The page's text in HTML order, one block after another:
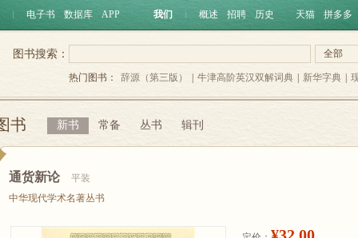
电子书 数据库 APP
我们
概述 招聘 历史
天猫
拼多多
全部
图书搜索：
热门图书： 辞源（第三版） 牛津高阶英汉双解词典 新华字典
书 新书 常备 丛书 辑刊
通货新论
平装
中华现代学术名著丛书